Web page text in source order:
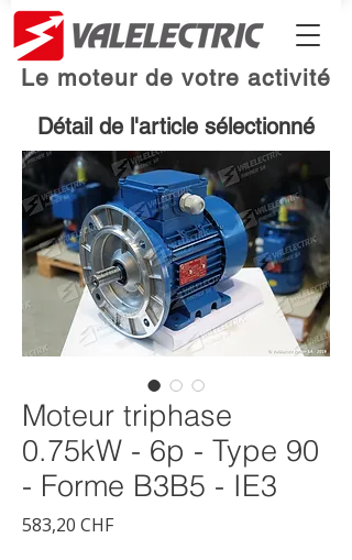
Le moteur de votre activité
Détail de l'article sélectionné
Moteur triphase
0.75kW - 6p - Type 90
- Forme B3B5 - IE3
583,20 CHFPrix